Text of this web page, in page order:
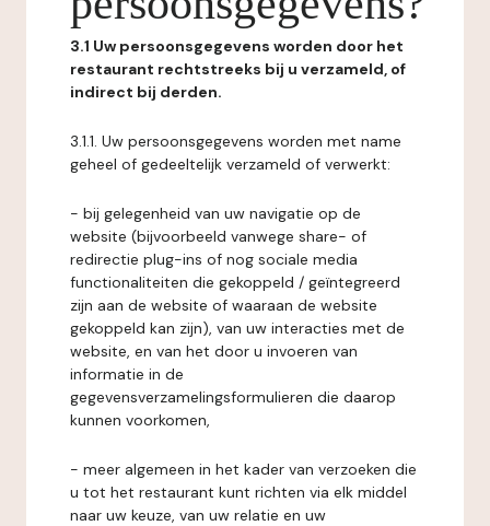
3.1 Uw persoonsgegevens worden door het
restaurant rechtstreeks bij u verzameld, of
indirect bij derden.
3.1.1. Uw persoonsgegevens worden met name
geheel of gedeeltelijk verzameld of verwerkt:
- bij gelegenheid van uw navigatie op de
website (bijvoorbeeld vanwege share- of
redirectie plug-ins of nog sociale media
functionaliteiten die gekoppeld / geïntegreerd
zijn aan de website of waaraan de website
gekoppeld kan zijn), van uw interacties met de
website, en van het door u invoeren van
informatie in de
gegevensverzamelingsformulieren die daarop
kunnen voorkomen,
- meer algemeen in het kader van verzoeken die
u tot het restaurant kunt richten via elk middel
naar uw keuze, van uw relatie en uw